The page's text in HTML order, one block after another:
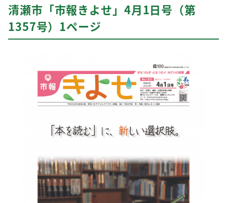
清瀬市「市報きよせ」4月1日号（第
1357号）1ページ